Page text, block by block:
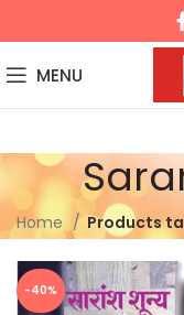
MENU
Home Products
-40%